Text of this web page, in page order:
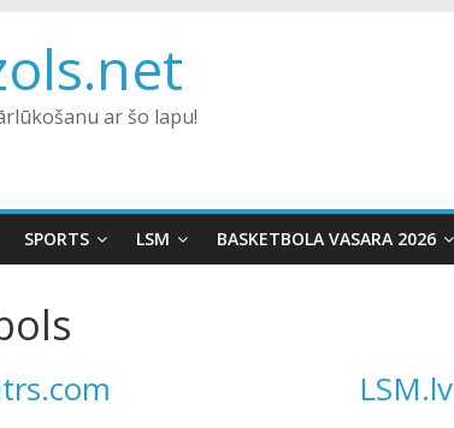
ar šo lapu!
SPORTS LSM BASKETBOLA VASARA 2026
LSM.lv